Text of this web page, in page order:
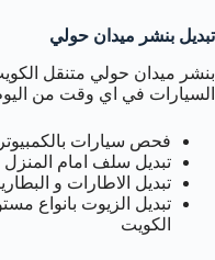
تبديل بنشر ميدان حولي
بنشر ميدان حولي متنقل
السيارات في اي وقت من
فحص سيارات بالكمبيوتر
تبديل سلف امام المنزل
تبديل الاطارات و
تبديل الزيوت بانواع
الكويت